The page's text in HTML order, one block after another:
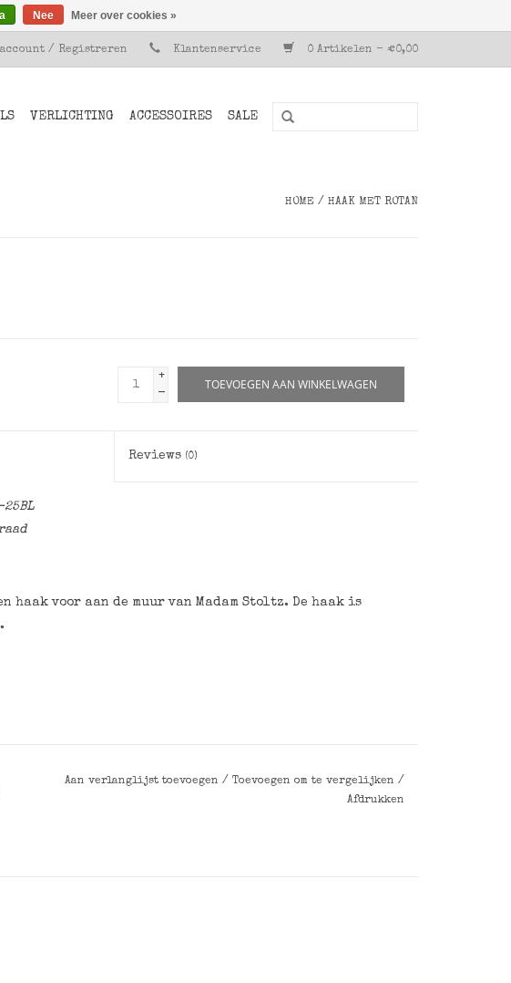
/ Registreren Klantenservice 0 Artikelen - €0,00
VERLICHTING ACCESSOIRES SALE
HOME / HAAK MET ROTAN
+
-
TOEVOEGEN AAN WINKELWAGEN
Reviews (0)
25BL
haak voor aan de muur van Madam Stoltz. De haak is
Aan verlanglijst toevoegen / Toevoegen om te vergelijken /
Afdrukken
Nee Meer over cookies »